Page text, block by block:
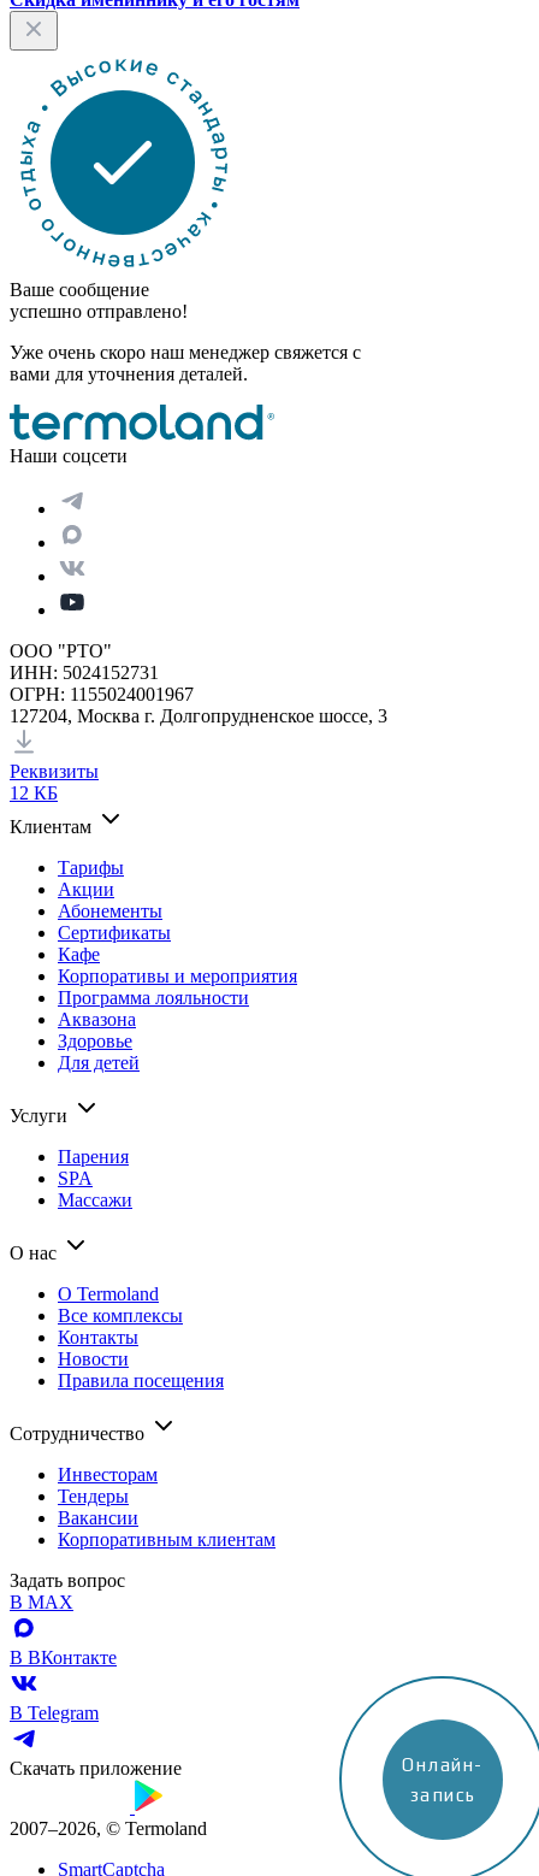
Ваше сообщение
успешно отправлено!
Уже очень скоро наш менеджер свяжется с
вами для уточнения деталей.
Наши соцсети
ООО "РТО"
ИНН: 5024152731
ОГРН: 1155024001967
127204, Москва г. Долгопрудненское шоссе, 3
Реквизиты
12 КБ
Клиентам
Тарифы
Акции
Абонементы
Сертификаты
Кафе
Корпоративы и мероприятия
Программа лояльности
Аквазона
Здоровье
Для детей
Услуги
Парения
SPA
Массажи
О нас
О Termoland
Все комплексы
Контакты
Новости
Правила посещения
Сотрудничество
Инвесторам
Тендеры
Вакансии
Корпоративным клиентам
Задать вопрос
В MAX
В ВКонтакте
В Telegram
Скачать приложение
2007–2026, © Termoland
SmartCaptcha
Онлайн-
запись